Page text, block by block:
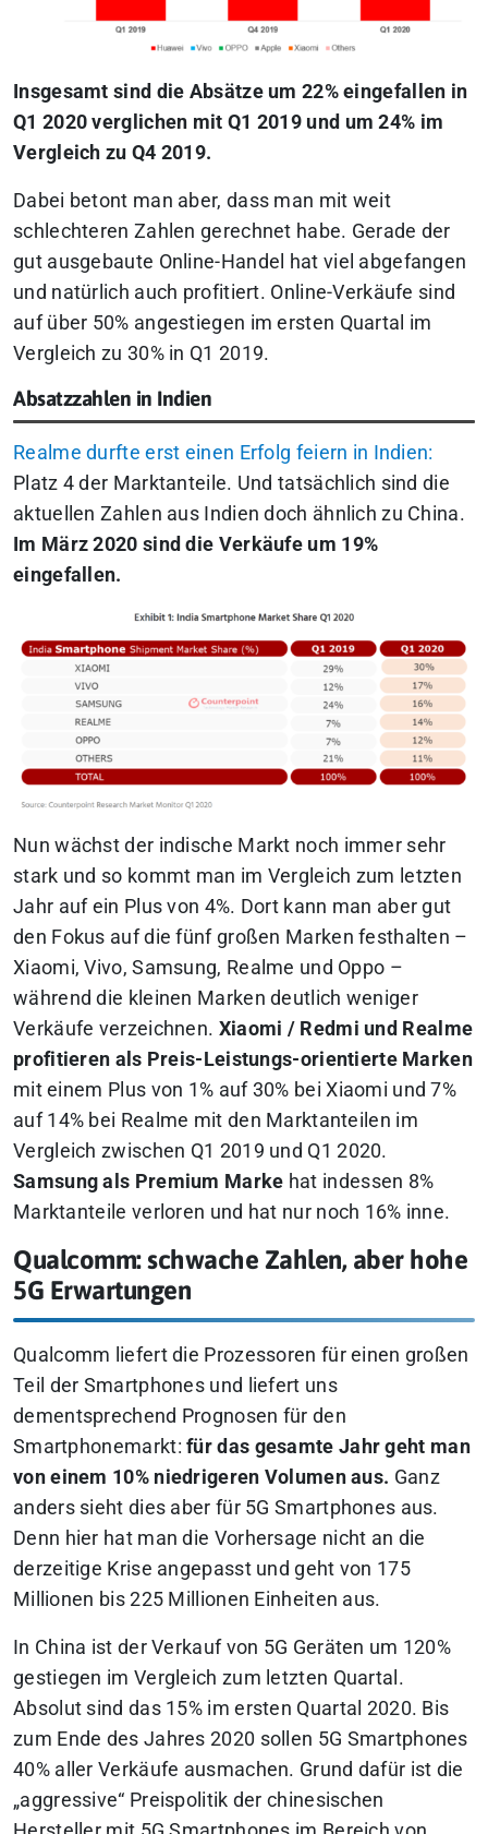
Insgesamt sind die Absätze um 22% eingefallen in
Q1 2020 verglichen mit Q1 2019 und um 24% im
Vergleich zu Q4 2019.
Dabei betont man aber, dass man mit weit
schlechteren Zahlen gerechnet habe. Gerade der
gut ausgebaute Online-Handel hat viel abgefangen
und natürlich auch profitiert. Online-Verkäufe sind
auf über 50% angestiegen im ersten Quartal im
Vergleich zu 30% in Q1 2019.
Absatzzahlen in Indien
Realme durfte erst einen Erfolg feiern in Indien:
Platz 4 der Marktanteile. Und tatsächlich sind die
aktuellen Zahlen aus Indien doch ähnlich zu China.
Im März 2020 sind die Verkäufe um 19%
eingefallen.
Nun wächst der indische Markt noch immer sehr
stark und so kommt man im Vergleich zum letzten
Jahr auf ein Plus von 4%. Dort kann man aber gut
den Fokus auf die fünf großen Marken festhalten –
Xiaomi, Vivo, Samsung, Realme und Oppo –
während die kleinen Marken deutlich weniger
Verkäufe verzeichnen. Xiaomi / Redmi und Realme
profitieren als Preis-Leistungs-orientierte Marken
mit einem Plus von 1% auf 30% bei Xiaomi und 7%
auf 14% bei Realme mit den Marktanteilen im
Vergleich zwischen Q1 2019 und Q1 2020.
Samsung als Premium Marke hat indessen 8%
Marktanteile verloren und hat nur noch 16% inne.
Qualcomm: schwache Zahlen, aber hohe
5G Erwartungen
Qualcomm liefert die Prozessoren für einen großen
Teil der Smartphones und liefert uns
dementsprechend Prognosen für den
Smartphonemarkt:für das gesamte Jahr geht man
von einem 10% niedrigeren Volumen aus. Ganz
anders sieht dies aber für 5G Smartphones aus.
Denn hier hat man die Vorhersage nicht an die
derzeitige Krise angepasst und geht von 175
Millionen bis 225 Millionen Einheiten aus.
In China ist der Verkauf von 5G Geräten um 120%
gestiegen im Vergleich zum letzten Quartal.
Absolut sind das 15% im ersten Quartal 2020. Bis
zum Ende des Jahres 2020 sollen 5G Smartphones
40% aller Verkäufe ausmachen. Grund dafür ist die
„aggressive“ Preispolitik der chinesischen